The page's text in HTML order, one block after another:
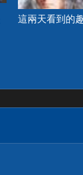
這兩天看到的